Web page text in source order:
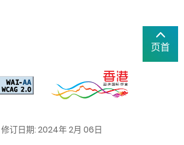
页首
修订日期: 2024年 2月 06日